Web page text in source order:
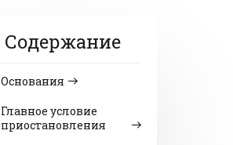
Содержание
Основания
Главное условие
приостановления